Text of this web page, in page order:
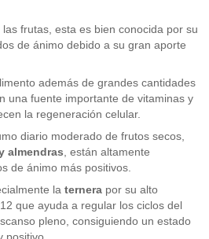
las frutas, esta es bien conocida por su
de ánimo debido a su gran aporte
además de grandes cantidades
una fuente importante de vitaminas y
la regeneración celular.
diario moderado de frutos secos,
almendras, están altamente
de ánimo más positivos.
la ternera por su alto
que ayuda a regular los ciclos del
pleno, consiguiendo un estado